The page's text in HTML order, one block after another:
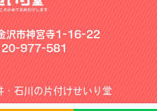
沢市神宮寺1-16-22
977-581
・石川の片付けせいり堂